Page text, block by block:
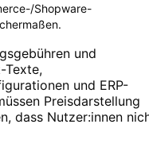
Shopware-
und
Texte,
und ERP-
Preisdarstellung
dass Nutzer:innen